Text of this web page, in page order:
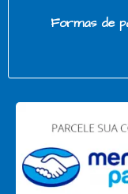
Formas de